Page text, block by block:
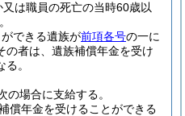
は職員の死亡の当時60歳以
。
できる遺族が前項各号の一に
の者は、遺族補償年金を受け
。
の場合に支給する。
償年金を受けることができる